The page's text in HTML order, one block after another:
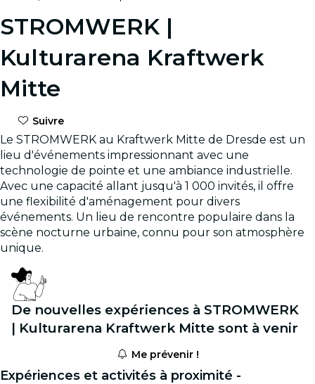
STROMWERK |
Kulturarena Kraftwerk
Mitte
Suivre
Le STROMWERK au Kraftwerk Mitte de Dresde est un
lieu d'événements impressionnant avec une
technologie de pointe et une ambiance industrielle.
Avec une capacité allant jusqu'à 1 000 invités, il offre
une flexibilité d'aménagement pour divers
événements. Un lieu de rencontre populaire dans la
scène nocturne urbaine, connu pour son atmosphère
unique.
De nouvelles expériences à STROMWERK
| Kulturarena Kraftwerk Mitte sont à venir
Me prévenir !
Expériences et activités à proximité -